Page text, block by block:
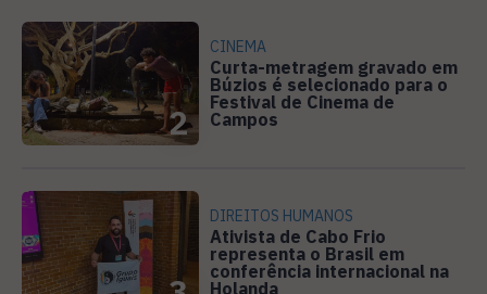
2
CINEMA
Curta-metragem gravado em
Búzios é selecionado para o
Festival de Cinema de
Campos
DIREITOS HUMANOS
Ativista de Cabo Frio
representa o Brasil em
conferência internacional na
Holanda